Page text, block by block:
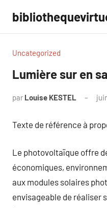
contenu
Uncategorized
Lumière sur en
par Louise KESTEL
Texte de référence à
Le photovoltaïque offre
économiques,
aux modules solaires
envisageable de réaliser